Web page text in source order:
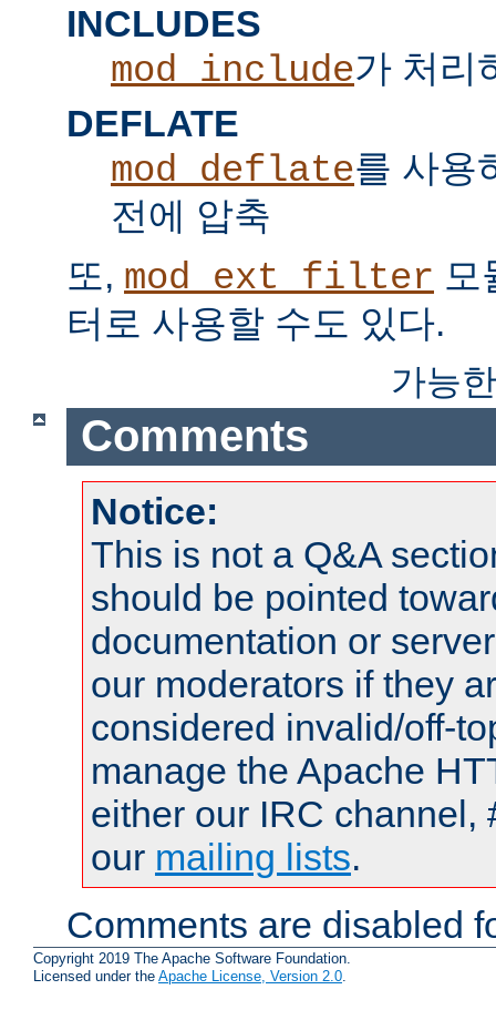
INCLUDES
mod_include가 처리
DEFLATE
mod_deflate를 사용
전에 압축
또, mod_ext_filter 모
터로 사용할 수도 있다.
가능
Comments
Notice:
This is not a Q&A
should be pointed
documentation or
our moderators if they
considered invalid/off-
manage the Apache
either our IRC channel,
our mailing lists.
Comments are disabled
Copyright 2019 The Apache Software Foundation.
Licensed under the Apache License, Version 2.0.